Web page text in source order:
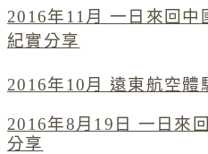
2016年11月 一日來回中
紀實分享
2016年10月 遠東航空體
2016年8月19日 一日來
分享